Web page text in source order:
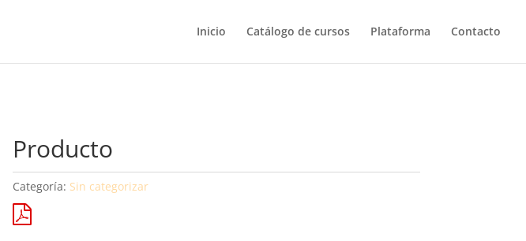
Inicio Catálogo de cursos Plataforma Contacto
Producto
Categoría: Sin categorizar